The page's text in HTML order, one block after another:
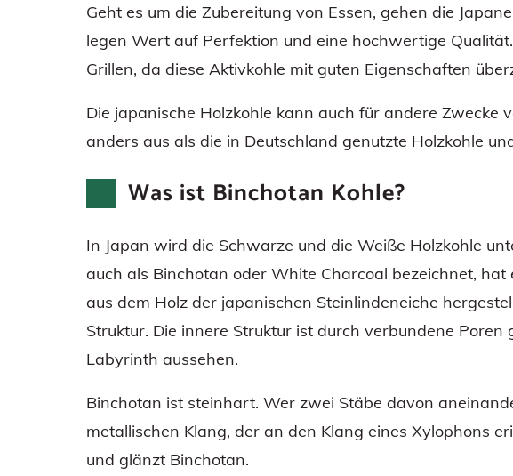
Geht es um die Zubereitung von Essen, gehen die
legen Wert auf Perfektion und eine hochwertige
Grillen, da diese Aktivkohle mit guten Eigenschaften
Die japanische Holzkohle kann auch für andere Zwecke
anders aus als die in Deutschland genutzte Holzkohle
Was ist Binchotan Kohle?
In Japan wird die Schwarze und die Weiße Holzkohle
auch als Binchotan oder White Charcoal bezeichnet,
aus dem Holz der japanischen Steinlindeneiche
Struktur. Die innere Struktur ist durch verbundene Poren
Labyrinth aussehen.
Binchotan ist steinhart. Wer zwei Stäbe davon
metallischen Klang, der an den Klang eines Xylophons
und glänzt Binchotan.